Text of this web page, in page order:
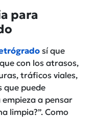
para
sí que
con los atrasos,
tráficos viales,
que puede
a pensar
limpia?”. Como